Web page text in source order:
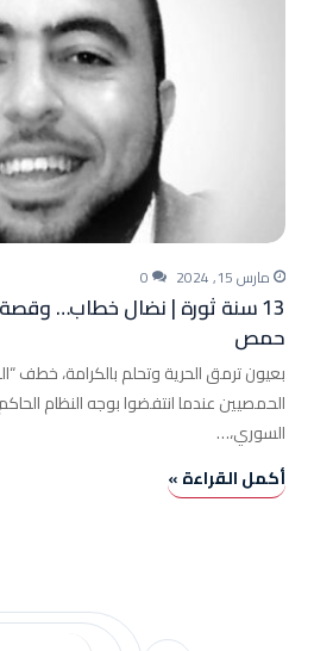
مارس 15, 2024 0
13 سنة ثورة | نضال خطاب…
حمص
بعيون ترمق الحرية وتحلم بالكرامة، خطف
السوري،…
أكمل القراءة »